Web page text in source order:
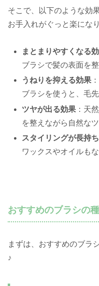
そこで、以下のような効
お手入れがぐっと楽にな
まとまりやすくなる
ブラシで髪の表面を
うねりを抑える効果
ブラシを使うと、毛
ツヤが出る効果 ：天
を整えながら自然な
スタイリングが長持
ワックスやオイルも
おすすめのブラシの
まずは、おすすめのブラ
♪